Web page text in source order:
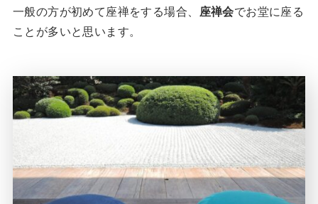
一般の方が初めて座禅をする場合、 座禅会でお堂に座る
ことが多いと思います。